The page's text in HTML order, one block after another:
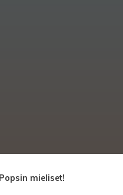
mieliset!